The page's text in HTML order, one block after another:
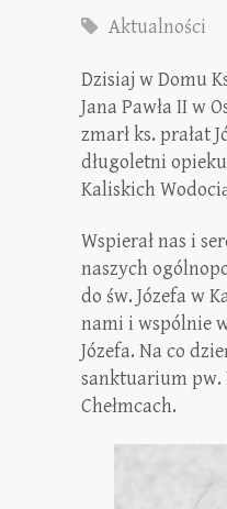
Aktualności
Dzisiaj w Domu
Jana Pawła II w
zmarł ks. prałat
długoletni
Kaliskich
Wspierał nas i
naszych
do św. Józefa w
nami i wspólnie
Józefa. Na co
sanktuarium pw.
Chełmcach.